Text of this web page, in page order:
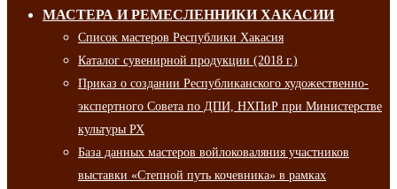
МАСТЕРА И РЕМЕСЛЕННИКИ ХАКАСИИ
Список мастеров Республики Хакасия
Каталог сувенирной продукции (2018 г.)
Приказ о создании Республиканского художественно-
экспертного Совета по ДПИ, НХПиР при Министерстве
культуры РХ
База данных мастеров войлоковаляния участников
выставки «Степной путь кочевника» в рамках